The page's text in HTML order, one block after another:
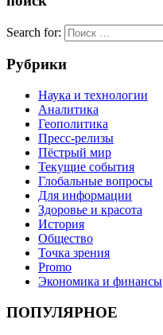
Search for:
Рубрики
Наука и технологии
Аналитика
Геополитика
Пресс-релизы
Пёстрый мир
Текущие события
Глобальные вопросы
Для информации
Здоровье и красота
История
Общество
Точка зрения
Promo
Экономика и финансы
ПОПУЛЯРНОЕ